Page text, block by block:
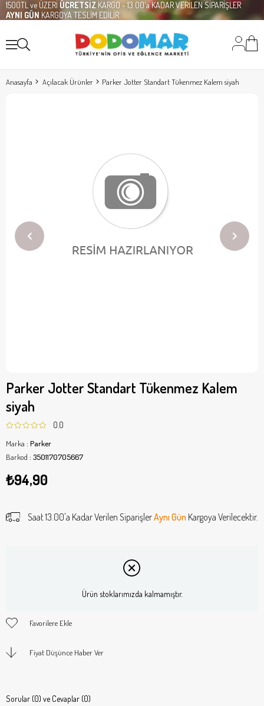
1500TL ve ÜZERİ ÜCRETSİZ KARGO - 13:00'a KADAR VERİLEN SİPARİŞLER
AYNI GÜN KARGOYA TESLİM EDİLİR
Anasayfa Açılacak Ürünler Parker Jotter Standart Tükenmez Kalem siyah
Parker Jotter Standart Tükenmez Kalem
siyah
0.0
Marka : Parker
Barkod : 3501170705667
₺94,90
Saat 13.00'a Kadar Verilen SiparişlerAynı Gün Kargoya Verilecektir.
Ürün stoklarımızda kalmamıştır.
Favorilere Ekle
Fiyat Düşünce Haber Ver
Sorular (0) ve Cevaplar (0)